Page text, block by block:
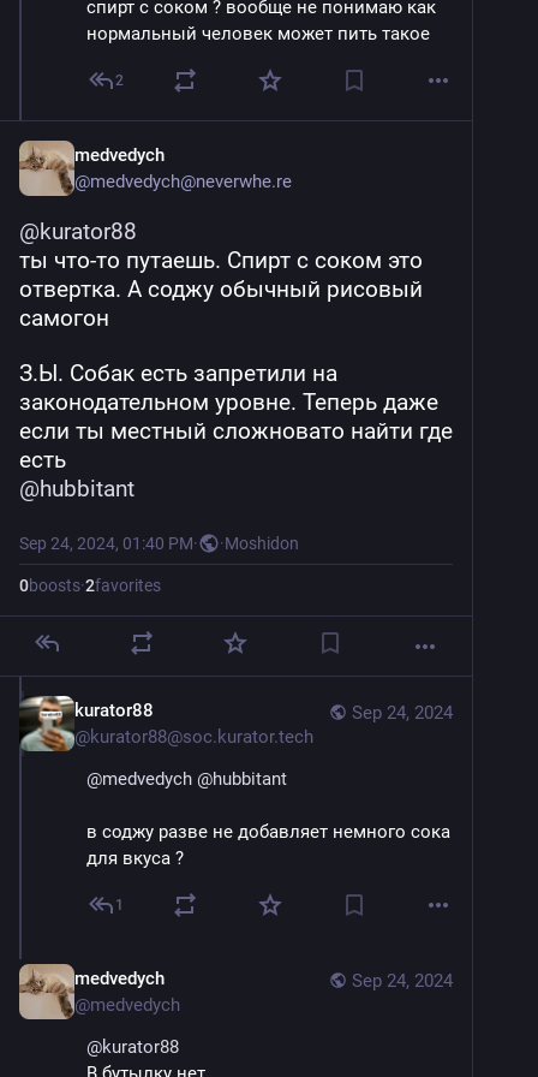
выходить же), взял экспромтом набор
глинтвейна не взял, возьму чуть позже, а
спирт с соком ? вообще не понимаю как
нормальный человек может пить такое
2
medvedych
@medvedych@neverwhe.re
@kurator88
ты что-то путаешь. Спирт с соком это
отвертка. А соджу обычный рисовый
самогон
З.Ы. Собак есть запретили на
законодательном уровне. Теперь даже
если ты местный сложновато найти где
есть
@hubbitant
Sep 24, 2024, 01:40 PM· ·Moshidon
0boosts·2favorites
Sep 24, 2024
kurator88
@kurator88@soc.kurator.tech
@medvedych @hubbitant
в соджу разве не добавляет немного сока
для вкуса ?
1
Sep 24, 2024
medvedych
@medvedych
@kurator88